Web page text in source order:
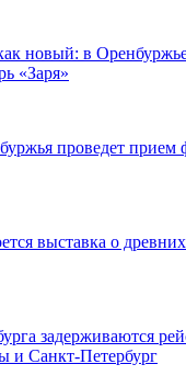
новый: в
«Заря»
проведет прием
выставка о
задерживаются
и Санкт-Петербург